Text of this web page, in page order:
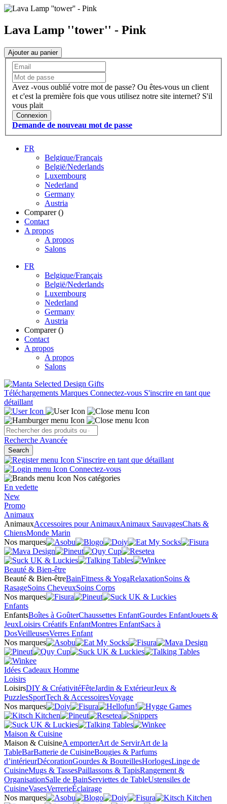
Lava Lamp ''tower'' - Pink
Ajouter au panier
Avez -vous oublié votre mot de passe? Ou êtes-vous un client
et c'est la première fois que vous utilisez notre site internet? S'il
vous plait
Connexion
Demande de nouveau mot de passe
FR
Belgique/Français
België/Nederlands
Luxembourg
Nederland
Germany
Austria
Comparer ()
Contact
A propos
A propos
Salons
FR
Belgique/Français
België/Nederlands
Luxembourg
Nederland
Germany
Austria
Comparer ()
Contact
A propos
A propos
Salons
Téléchargements Marques Connectez-vous S'inscrire en tant que
détaillant
Recherche Avancée
Search
S'inscrire en tant que détaillant
Connectez-vous
Nos catégories
En vedette
New
Promo
Animaux
AnimauxAccessoires pour AnimauxAnimaux SauvagesChats &
ChiensMonde Marin
Nos marques
Beauté & Bien-être
Beauté & Bien-êtreBainFitness & YogaRelaxationSoins &
RasageSoins CheveuxSoins Corps
Nos marques
Enfants
EnfantsBoîtes à GoûterChaussettes EnfantGourdes EnfantJouets &
JeuxLoisirs Créatifs EnfantMontres EnfantSacs à
DosVeilleusesVerres Enfant
Nos marques
Idées Cadeaux Homme
Loisirs
LoisirsDIY & CréativitéFêteJardin & ExtérieurJeux &
PuzzlesSportTech & AccessoiresVoyage
Nos marques
Maison & Cuisine
Maison & CuisineA emporterArt de ServirArt de la
TableBarBatterie de CuisineBougies & Parfums
d’intérieurDécorationGourdes & BouteillesHorlogesLinge de
CuisineMugs & TassesPaillassons & TapisRangement &
OrganisationSalle de BainServiettes de TableUstensiles de
CuisineVasesVerrerieÉclairage
Nos marques